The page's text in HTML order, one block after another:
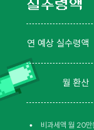
실수령액
연 예상 실수령액
월 환산
•
비과세액 월 20